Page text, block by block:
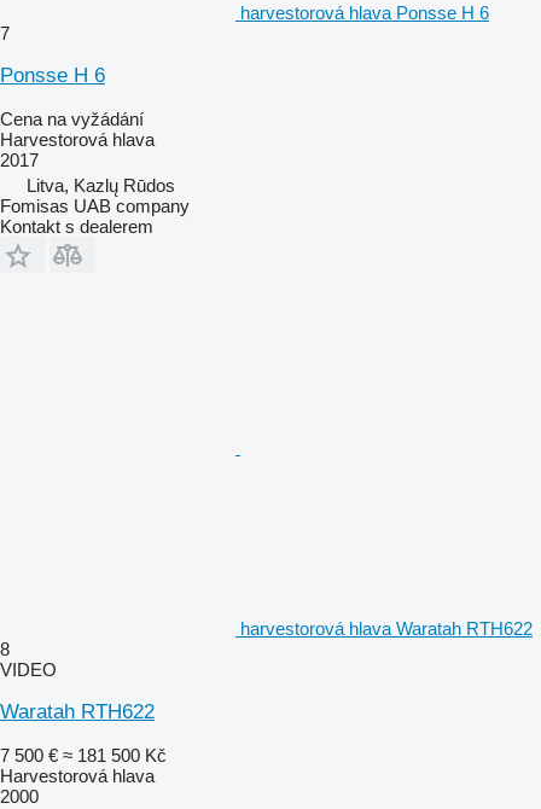
harvestorová hlava Ponsse H 6
7
Ponsse H 6
Cena na vyžádání
Harvestorová hlava
2017
Litva, Kazlų Rūdos
Fomisas UAB company
Kontakt s dealerem
harvestorová hlava Waratah RTH622
8
VIDEO
Waratah RTH622
7 500 € ≈ 181 500 Kč
Harvestorová hlava
2000